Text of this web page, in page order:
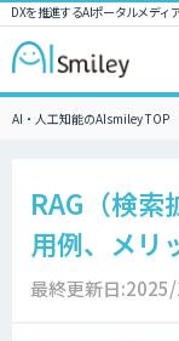
DXを推進するAIポータルメディ
AI・人工知能のAIsmiley TOP
RAG（検索
用例、メリ
最終更新日